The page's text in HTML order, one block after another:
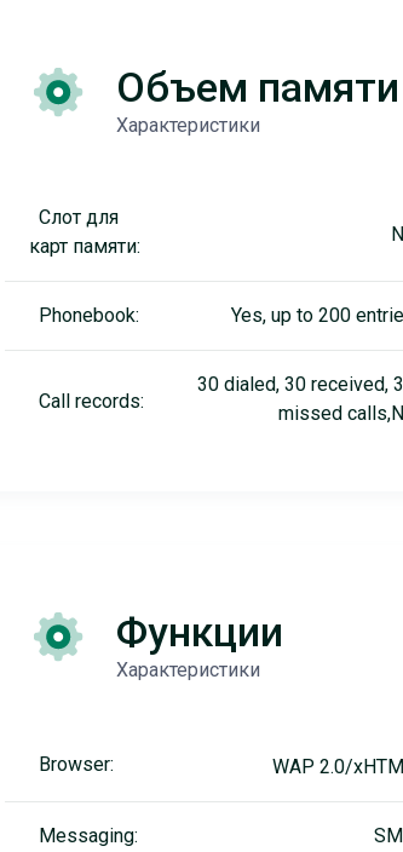
Объем памяти
Характеристики
Слот для
карт памяти:
Phonebook: Yes, up to 200
Call records:
30 dialed, 30 received,
missed
Функции
Характеристики
Browser: WAP 2.0/
Messaging: